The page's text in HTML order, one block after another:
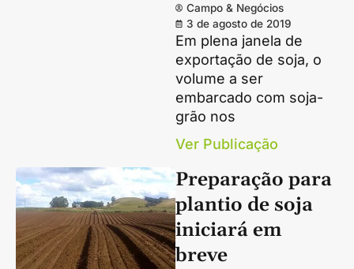
Campo & Negócios
3 de agosto de 2019
Em plena janela de
exportação de soja, o
volume a ser
embarcado com soja-
grão nos
Ver Publicação
Preparação para
plantio de soja
iniciará em
breve